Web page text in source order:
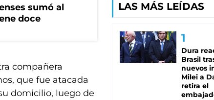
sumó al
doce
compañera
que fue atacada
domicilio, luego de
LAS MÁS LEÍDAS
Dura
Brasil
nuevos
Milei a
retira el